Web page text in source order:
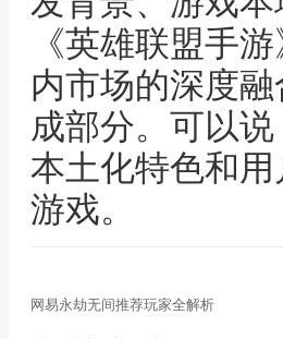
《英雄联盟手
内市场的深度
成部分。可以
本土化特色和
游戏。
网易永劫无间推荐玩家全解析